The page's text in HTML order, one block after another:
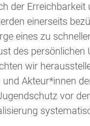
der
einerseits
eines zu
des
wir
Akteur*innen
vor